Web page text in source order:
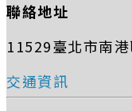
聯絡地址
11529臺北市南
交通資訊